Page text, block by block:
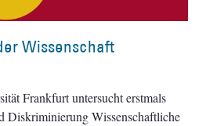
Wissenschaft
Frankfurt untersucht erstmals
Diskriminierung Wissenschaftliche